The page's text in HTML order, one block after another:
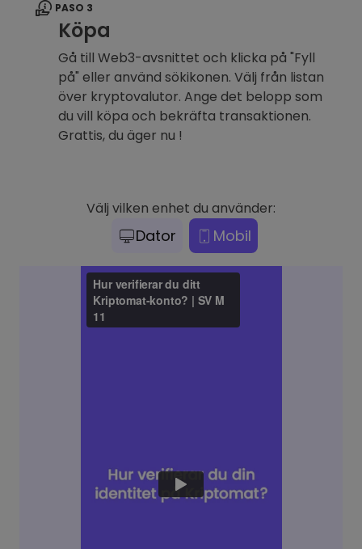
PASO 3
Köpa
Gå till Web3-avsnittet och klicka på "Fyll
på" eller använd sökikonen. Välj från listan
över kryptovalutor. Ange det belopp som
du vill köpa och bekräfta transaktionen.
Grattis, du äger nu !
Välj vilken enhet du använder:
Dator Mobil